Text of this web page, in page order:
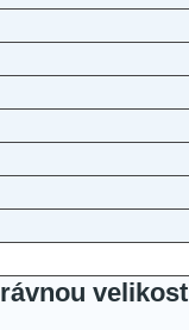
velikost